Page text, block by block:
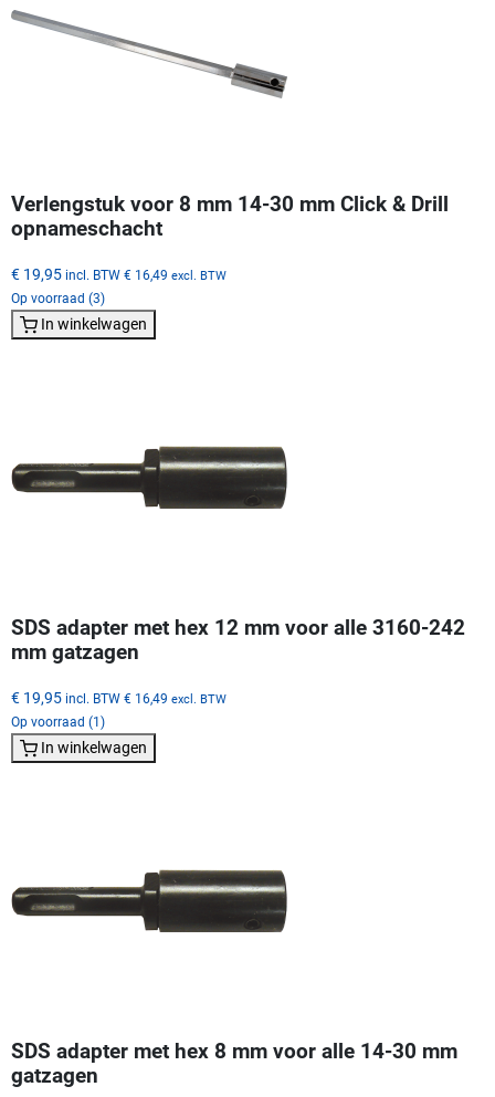
Verlengstuk voor 8 mm 14-30 mm Click & Drill
opnameschacht
€ 19,95 incl. BTW € 16,49 excl. BTW
Op voorraad (3)
In winkelwagen
SDS adapter met hex 12 mm voor alle 3160-242
mm gatzagen
€ 19,95 incl. BTW € 16,49 excl. BTW
Op voorraad (1)
In winkelwagen
SDS adapter met hex 8 mm voor alle 14-30 mm
gatzagen